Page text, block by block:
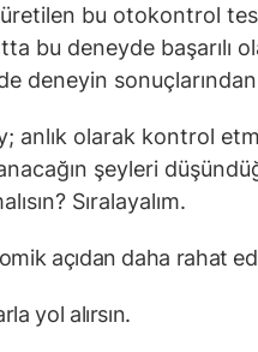
bu otokontrol
bu deneyde başarılı
deneyin
anlık olarak kontrol
şeyleri
Sıralayalım.
açıdan daha rahat
yol alırsın.